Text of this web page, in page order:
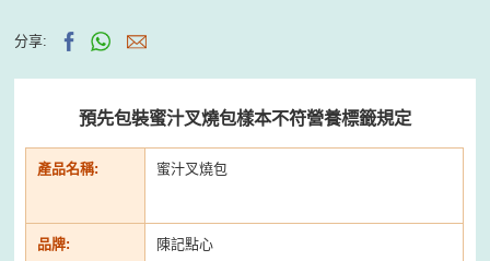
分享:
預先包裝蜜汁叉燒包樣本不符營養標籤規定
產品名稱: 蜜汁叉燒包
品牌: 陳記點心